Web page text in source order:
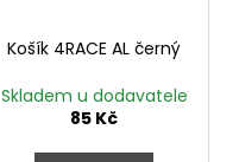
Košík 4RACE AL černý
Skladem u dodavatele
85 Kč